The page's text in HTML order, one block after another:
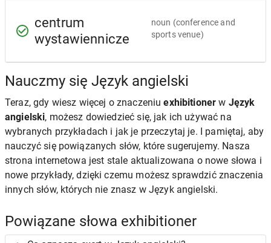
centrum
wystawiennicze
noun (conference and
sports venue)
Nauczmy się Język angielski
Teraz, gdy wiesz więcej o znaczeniuexhibitioner w Język
angielski, możesz dowiedzieć się, jak ich używać na
wybranych przykładach i jak je przeczytaj je. I pamiętaj, aby
nauczyć się powiązanych słów, które sugerujemy. Nasza
strona internetowa jest stale aktualizowana o nowe słowa i
nowe przykłady, dzięki czemu możesz sprawdzić znaczenia
innych słów, których nie znasz w Język angielski.
Powiązane słowa exhibitioner